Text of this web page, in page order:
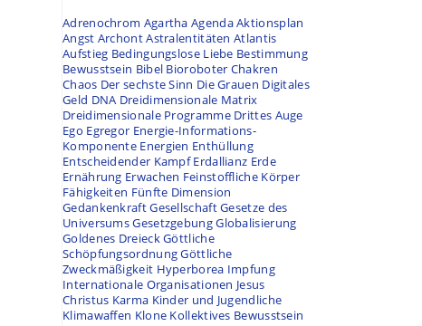
Adrenochrom Agartha AgendaAktionsplan
Angst ArchontAstralentitäten Atlantis
Aufstieg Bedingungslose Liebe Bestimmung
Bewusstsein Bibel Bioroboter Chakren
Chaos Der sechste Sinn Die Grauen Digitales
Geld DNA Dreidimensionale Matrix
Dreidimensionale Programme Drittes Auge
Ego Egregor Energie-Informations-
Komponente Energien Enthüllung
Entscheidender Kampf Erdallianz Erde
Ernährung Erwachen Feinstoffliche Körper
Fähigkeiten Fünfte Dimension
GedankenkraftGesellschaftGesetze des
UniversumsGesetzgebungGlobalisierung
Goldenes DreieckGöttliche
SchöpfungsordnungGöttliche
Zweckmäßigkeit Hyperborea Impfung
Internationale Organisationen Jesus
Christus Karma Kinder und Jugendliche
Klimawaffen Klone Kollektives Bewusstsein